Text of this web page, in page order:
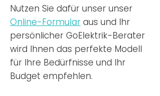
Nutzen Sie dafür unser unser
Online-Formular aus und Ihr
persönlicher GoElektrik-Berater
wird Ihnen das perfekte Modell
für Ihre Bedürfnisse und Ihr
Budget empfehlen.